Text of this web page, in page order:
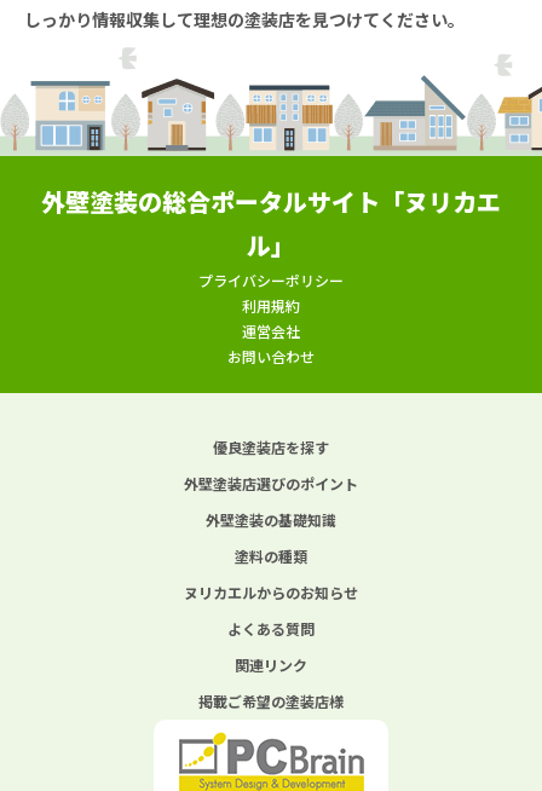
しっかり情報収集して理想の塗装店を見つけてください。
外壁塗装の総合ポータルサイト「ヌリカエ
ル」
プライバシーポリシー
利用規約
運営会社
お問い合わせ
優良塗装店を探す
外壁塗装店選びのポイント
外壁塗装の基礎知識
塗料の種類
ヌリカエルからのお知らせ
よくある質問
関連リンク
掲載ご希望の塗装店様